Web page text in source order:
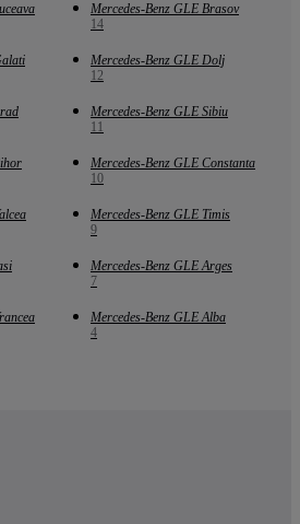
Mercedes-Benz GLE Brasov
14
Mercedes-Benz GLE Dolj
12
Mercedes-Benz GLE Sibiu
11
Mercedes-Benz GLE Constanta
10
Mercedes-Benz GLE Timis
9
Mercedes-Benz GLE Arges
7
Mercedes-Benz GLE Alba
4